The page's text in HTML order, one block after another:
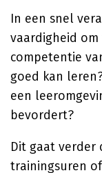
In een snel
vaardigheid
competentie
goed kan
een
bevordert?
Dit gaat verder
trainingsuren